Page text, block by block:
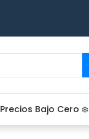
Precios Bajo Cero ❄️